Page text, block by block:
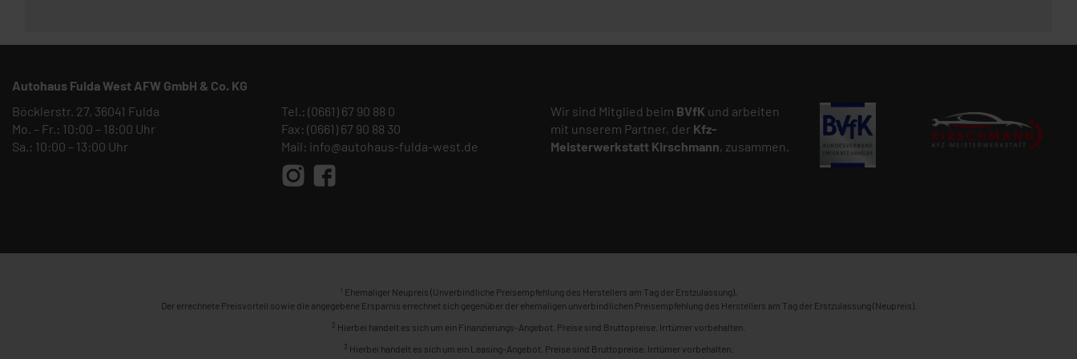
Autohaus Fulda West AFW GmbH & Co. KG
Böcklerstr. 27, 36041 Fulda
Mo. – Fr.: 10:00 – 18:00 Uhr
Sa.: 10:00 – 13:00 Uhr
Tel.: (0661) 67 90 88 0
Fax: (0661) 67 90 88 30
Mail: info@autohaus-fulda-west.de
Wir sind Mitglied beim BVfK und arbeiten
mit unserem Partner, der Kfz-
Meisterwerkstatt Kirschmann, zusammen.
1 Ehemaliger Neupreis (Unverbindliche Preisempfehlung des Herstellers am Tag der Erstzulassung).
Der errechnete Preisvorteil sowie die angegebene Ersparnis errechnet sich gegenüber der ehemaligen unverbindlichen Preisempfehlung des Herstellers am Tag der Erstzulassung (Neupreis).
2 Hierbei handelt es sich um ein Finanzierungs-Angebot. Preise sind Bruttopreise. Irrtümer vorbehalten.
3 Hierbei handelt es sich um ein Leasing-Angebot. Preise sind Bruttopreise. Irrtümer vorbehalten.